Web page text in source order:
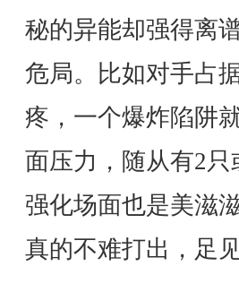
秘的异能却强得离
危局。比如对手占
疼，一个爆炸陷阱
面压力，随从有2
强化场面也是美滋
真的不难打出，足